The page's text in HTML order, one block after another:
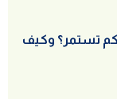
تستمر؟ وكيف